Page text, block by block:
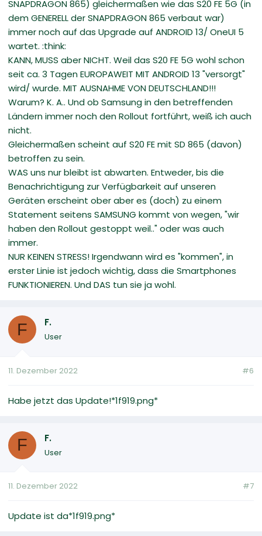
SNAPDRAGON 865) gleichermaßen wie das S20 FE 5G (in
dem GENERELL der SNAPDRAGON 865 verbaut war)
immer noch auf das Upgrade auf ANDROID 13/ OneUI 5
wartet. :think:
KANN, MUSS aber NICHT. Weil das S20 FE 5G wohl schon
seit ca. 3 Tagen EUROPAWEIT MIT ANDROID 13 "versorgt"
wird/ wurde. MIT AUSNAHME VON DEUTSCHLAND!!!
Warum? K. A.. Und ob Samsung in den betreffenden
Ländern immer noch den Rollout fortführt, weiß ich auch
nicht.
Gleichermaßen scheint auf S20 FE mit SD 865 (davon)
betroffen zu sein.
WAS uns nur bleibt ist abwarten. Entweder, bis die
Benachrichtigung zur Verfügbarkeit auf unseren
Geräten erscheint ober aber es (doch) zu einem
Statement seitens SAMSUNG kommt von wegen, "wir
haben den Rollout gestoppt weil.." oder was auch
immer.
NUR KEINEN STRESS! Irgendwann wird es "kommen", in
erster Linie ist jedoch wichtig, dass die Smartphones
FUNKTIONIEREN. Und DAS tun sie ja wohl.
F F.
User
11. Dezember 2022 #6
Habe jetzt das Update!*1f919.png*
F F.
User
11. Dezember 2022 #7
Update ist da*1f919.png*